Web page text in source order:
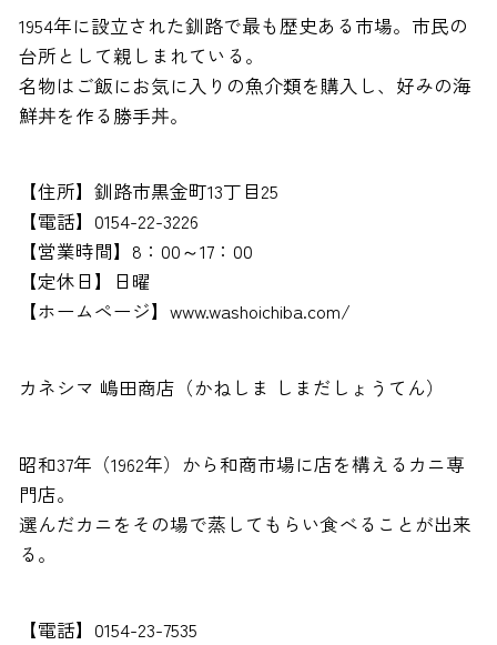
1954年に設立された釧路で最も歴史ある市場。市民の
台所として親しまれている。
名物はご飯にお気に入りの魚介類を購入し、好みの海
鮮丼を作る勝手丼。
【住所】釧路市黒金町13丁目25
【電話】0154-22-3226
【営業時間】8：00～17：00
【定休日】日曜
【ホームページ】www.washoichiba.com/
カネシマ 嶋田商店（かねしま しまだしょうてん）
昭和37年（1962年）から和商市場に店を構えるカニ専
門店。
選んだカニをその場で蒸してもらい食べることが出来
る。
【電話】0154-23-7535